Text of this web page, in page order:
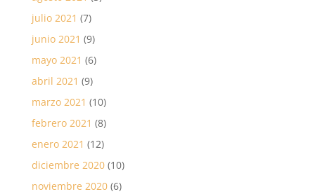
julio 2021 (7)
junio 2021 (9)
mayo 2021 (6)
abril 2021 (9)
marzo 2021 (10)
febrero 2021 (8)
enero 2021 (12)
diciembre 2020(10)
noviembre 2020(6)